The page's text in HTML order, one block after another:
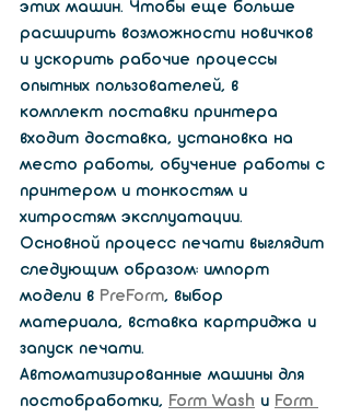
этих машин. Чтобы еще больше
расширить возможности новичков
и ускорить рабочие процессы
опытных пользователей, в
комплект поставки принтера
входит доставка, установка на
место работы, обучение работы с
принтером и тонкостям и
хитростям эксплуатации.
Основной процесс печати выглядит
следующим образом: импорт
модели в PreForm, выбор
материала, вставка картриджа и
запуск печати.
Автоматизированные машины для
постобработки, Form Wash и Form